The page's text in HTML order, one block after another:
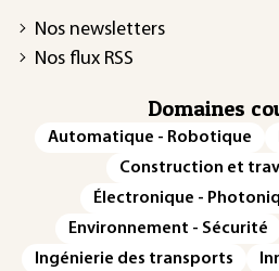
Nos newsletters
Nos flux RSS
Domaines
Automatique - Robotique
Construction et
Électronique -
Environnement - Sécurité
Ingénierie des transports